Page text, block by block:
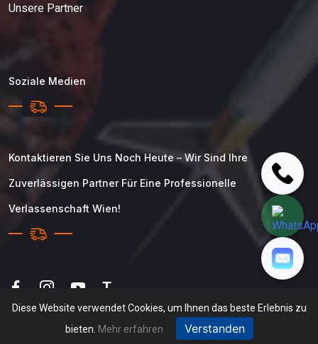
Unsere Partner
Soziale Medien
Kontaktieren Sie Uns Noch Heute – Wir Sind Ihre
Zuverlässigen Partner Für Eine Professionelle
Verlassenschaft Wien!
T
Diese Website verwendet Cookies, um Ihnen das beste Erlebnis zu
bieten. Mehr erfahren Verstanden